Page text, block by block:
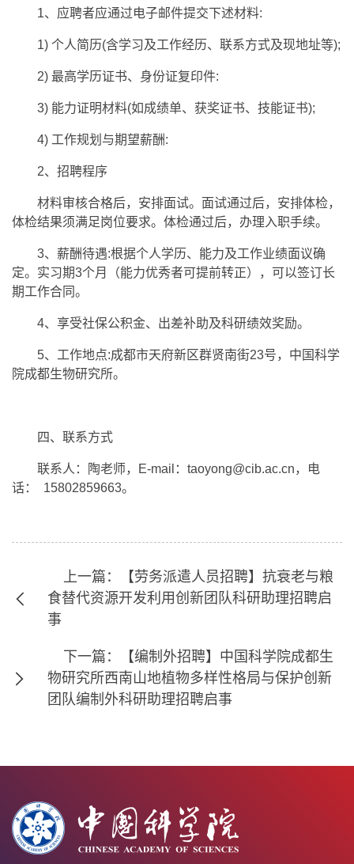
1、应聘者应通过电子邮件提交下述材料:
1) 个人简历(含学习及工作经历、联系方式及现地址等);
2) 最高学历证书、身份证复印件:
3) 能力证明材料(如成绩单、获奖证书、技能证书);
4) 工作规划与期望薪酬:
2、招聘程序
材料审核合格后，安排面试。面试通过后，安排体检，
体检结果须满足岗位要求。体检通过后，办理入职手续。
3、薪酬待遇:根据个人学历、能力及工作业绩面议确
定。实习期3个月（能力优秀者可提前转正），可以签订长
期工作合同。
4、享受社保公积金、出差补助及科研绩效奖励。
5、工作地点:成都市天府新区群贤南街23号，中国科学
院成都生物研究所。
四、联系方式
联系人：陶老师，E-mail：taoyong@cib.ac.cn，电
话： 15802859663。
上一篇：【劳务派遣人员招聘】抗衰老与粮
食替代资源开发利用创新团队科研助理招聘启
事
下一篇：【编制外招聘】中国科学院成都生
物研究所西南山地植物多样性格局与保护创新
团队编制外科研助理招聘启事